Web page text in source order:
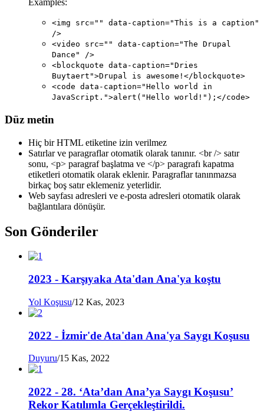
Examples:
<img src="" data-caption="This is a caption"
/>
<video src="" data-caption="The Drupal
Dance" />
<blockquote data-caption="Dries
Buytaert">Drupal is awesome!</blockquote>
<code data-caption="Hello world in
JavaScript.">alert("Hello world!");</code>
Düz metin
Hiç bir HTML etiketine izin verilmez
Satırlar ve paragraflar otomatik olarak tanınır. <br /> satır
sonu, <p> paragraf başlatma ve </p> paragrafı kapatma
etiketleri otomatik olarak eklenir. Paragraflar tanınmazsa
birkaç boş satır eklemeniz yeterlidir.
Web sayfası adresleri ve e-posta adresleri otomatik olarak
bağlantılara dönüşür.
Son Gönderiler
2023 - Karşıyaka Ata'dan Ana'ya koştu
Yol Koşusu/12 Kas, 2023
2022 - İzmir'de Ata'dan Ana'ya Saygı Koşusu
Duyuru/15 Kas, 2022
2022 - 28. ‘Ata’dan Ana’ya Saygı Koşusu’
Rekor Katılımla Gerçekleştirildi.